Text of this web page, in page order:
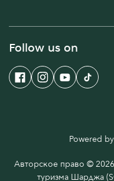
Follow us on
Авторское право ©
туризма Шарджа
Powered